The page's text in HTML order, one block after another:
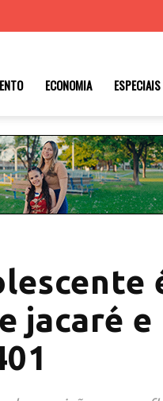
ECONOMIA ESPECIAIS
jacaré e